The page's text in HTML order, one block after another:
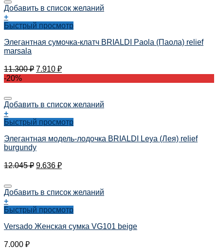
Добавить в список желаний
+
Быстрый просмотр
Элегантная сумочка-клатч BRIALDI Paola (Паола) relief
marsala
11.300₽ 7.910 ₽
-20%
Добавить в список желаний
+
Быстрый просмотр
Элегантная модель-лодочка BRIALDI Leya (Лея) relief
burgundy
12.045₽ 9.636 ₽
Добавить в список желаний
+
Быстрый просмотр
Versado Женская сумка VG101 beige
7.000 ₽